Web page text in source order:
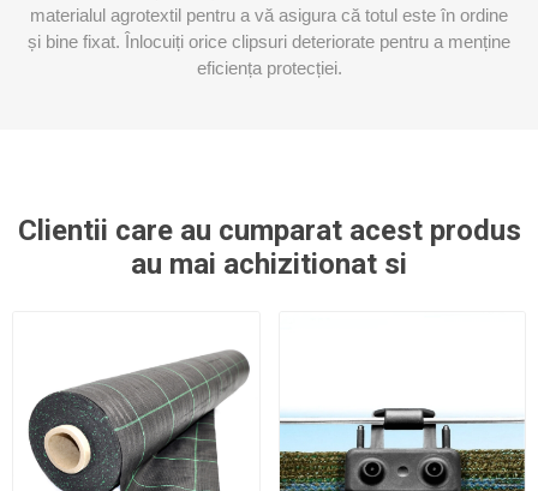
materialul agrotextil pentru a vă asigura că totul este în ordine
și bine fixat. Înlocuiți orice clipsuri deteriorate pentru a menține
eficiența protecției.
Clientii care au cumparat acest produs
au mai achizitionat si